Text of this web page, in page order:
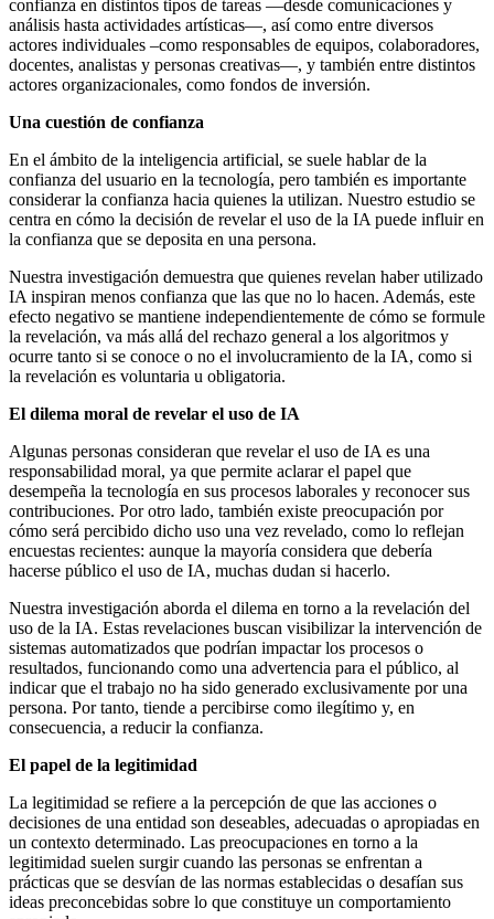
confianza en distintos tipos de tareas —desde comunicaciones y
análisis hasta actividades artísticas—, así como entre diversos
actores individuales –como responsables de equipos, colaboradores,
docentes, analistas y personas creativas—, y también entre distintos
actores organizacionales, como fondos de inversión.
Una cuestión de confianza
En el ámbito de la inteligencia artificial, se suele hablar de la
confianza del usuario en la tecnología, pero también es importante
considerar la confianza hacia quienes la utilizan. Nuestro estudio se
centra en cómo la decisión de revelar el uso de la IA puede influir en
la confianza que se deposita en una persona.
Nuestra investigación demuestra que quienes revelan haber utilizado
IA inspiran menos confianza que las que no lo hacen. Además, este
efecto negativo se mantiene independientemente de cómo se formule
la revelación, va más allá del rechazo general a los algoritmos y
ocurre tanto si se conoce o no el involucramiento de la IA, como si
la revelación es voluntaria u obligatoria.
El dilema moral de revelar el uso de IA
Algunas personas consideran que revelar el uso de IA es una
responsabilidad moral, ya que permite aclarar el papel que
desempeña la tecnología en sus procesos laborales y reconocer sus
contribuciones. Por otro lado, también existe preocupación por
cómo será percibido dicho uso una vez revelado, como lo reflejan
encuestas recientes: aunque la mayoría considera que debería
hacerse público el uso de IA, muchas dudan si hacerlo.
Nuestra investigación aborda el dilema en torno a la revelación del
uso de la IA. Estas revelaciones buscan visibilizar la intervención de
sistemas automatizados que podrían impactar los procesos o
resultados, funcionando como una advertencia para el público, al
indicar que el trabajo no ha sido generado exclusivamente por una
persona. Por tanto, tiende a percibirse como ilegítimo y, en
consecuencia, a reducir la confianza.
El papel de la legitimidad
La legitimidad se refiere a la percepción de que las acciones o
decisiones de una entidad son deseables, adecuadas o apropiadas en
un contexto determinado. Las preocupaciones en torno a la
legitimidad suelen surgir cuando las personas se enfrentan a
prácticas que se desvían de las normas establecidas o desafían sus
ideas preconcebidas sobre lo que constituye un comportamiento